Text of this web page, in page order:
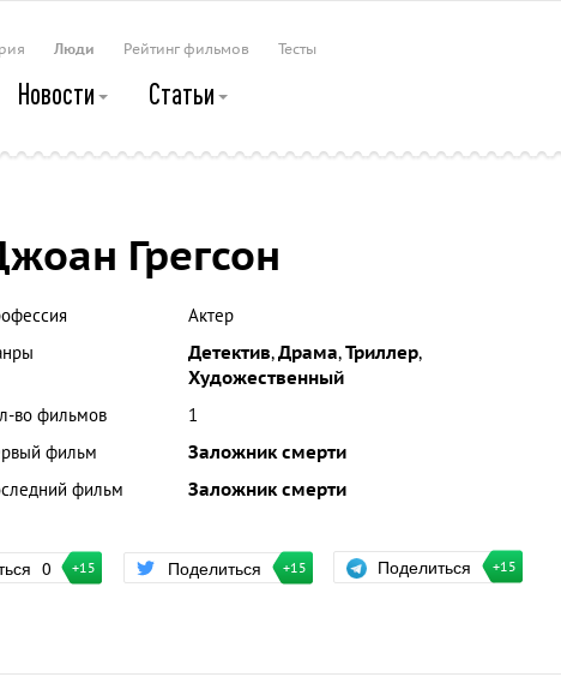
Люди Рейтинг фильмов Тесты
Новости Статьи
Грегсон
Актер
Детектив,Драма,Триллер,
Художественный
во фильмов
1
фильм
Заложник смерти
фильм
Заложник смерти
0 +15 Поделиться +15 Поделиться +15